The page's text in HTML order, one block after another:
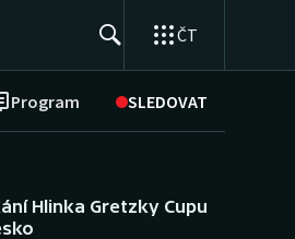
ČT
Program SLEDOVAT
Hlinka Gretzky Cupu